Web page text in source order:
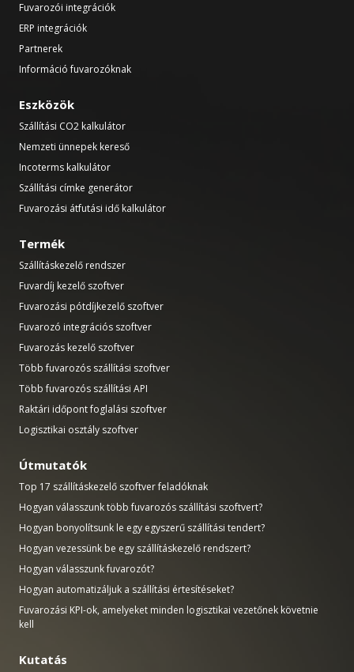
Fuvarozói integrációk
ERP integrációk
Partnerek
Információ fuvarozóknak
Eszközök
Szállítási CO2 kalkulátor
Nemzeti ünnepek kereső
Incoterms kalkulátor
Szállítási címke generátor
Fuvarozási átfutási idő kalkulátor
Termék
Szállításkezelő rendszer
Fuvardíj kezelő szoftver
Fuvarozási pótdíjkezelő szoftver
Fuvarozó integrációs szoftver
Fuvarozás kezelő szoftver
Több fuvarozós szállítási szoftver
Több fuvarozós szállítási API
Raktári időpont foglalási szoftver
Logisztikai osztály szoftver
Útmutatók
Top 17 szállításkezelő szoftver feladóknak
Hogyan válasszunk több fuvarozós szállítási szoftvert?
Hogyan bonyolítsunk le egy egyszerű szállítási tendert?
Hogyan vezessünk be egy szállításkezelő rendszert?
Hogyan válasszunk fuvarozót?
Hogyan automatizáljuk a szállítási értesítéseket?
Fuvarozási KPI-ok, amelyeket minden logisztikai vezetőnek követnie
kell
Kutatás